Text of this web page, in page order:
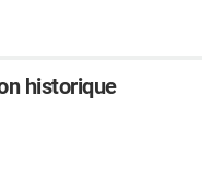
historique